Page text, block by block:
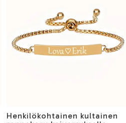
Henkilökohtainen kultainen